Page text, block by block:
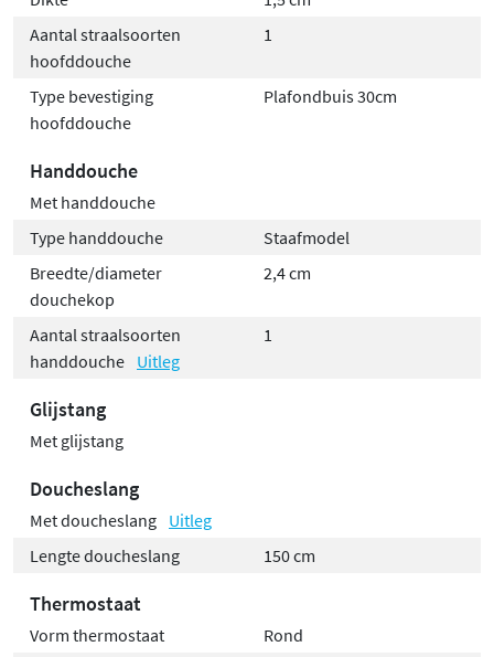
Aantal straalsoorten
hoofddouche
1
Type bevestiging
hoofddouche
Plafondbuis 30cm
Handdouche
Met handdouche
Type handdouche
Staafmodel
Breedte/diameter
douchekop
2,4 cm
Aantal straalsoorten
handdouche Uitleg
1
Glijstang
Met glijstang
Doucheslang
Met doucheslang Uitleg
Lengte doucheslang
150 cm
Thermostaat
Vorm thermostaat
Rond